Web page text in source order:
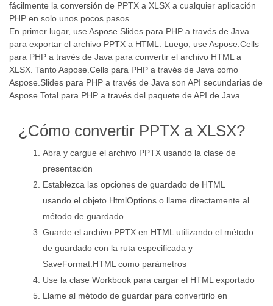
fácilmente la conversión de PPTX a XLSX a cualquier aplicación
PHP en solo unos pocos pasos.
En primer lugar, use Aspose.Slides para PHP a través de Java
para exportar el archivo PPTX a HTML. Luego, use Aspose.Cells
para PHP a través de Java para convertir el archivo HTML a
XLSX. Tanto Aspose.Cells para PHP a través de Java como
Aspose.Slides para PHP a través de Java son API secundarias de
Aspose.Total para PHP a través del paquete de API de Java.
¿Cómo convertir PPTX a XLSX?
Abra y cargue el archivo PPTX usando la clase de
presentación
Establezca las opciones de guardado de HTML
usando el objeto HtmlOptions o llame directamente al
método de guardado
Guarde el archivo PPTX en HTML utilizando el método
de guardado con la ruta especificada y
SaveFormat.HTML como parámetros
Use la clase Workbook para cargar el HTML exportado
Llame al método de guardar para convertirlo en